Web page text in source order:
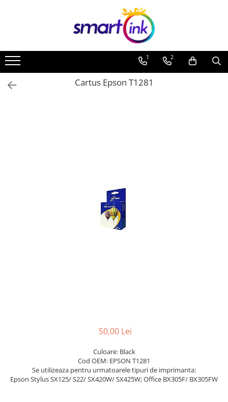
Consumabile
Cartuse si tonere
Pentru firme
1 2
Cartus Epson T1281
50,00 Lei
Culoare: Black
Cod OEM: EPSON T1281
Se utilizeaza pentru urmatoarele tipuri de imprimanta:
Epson Stylus SX125/ S22/ SX420W/ SX425W; Office BX305F/ BX305FW